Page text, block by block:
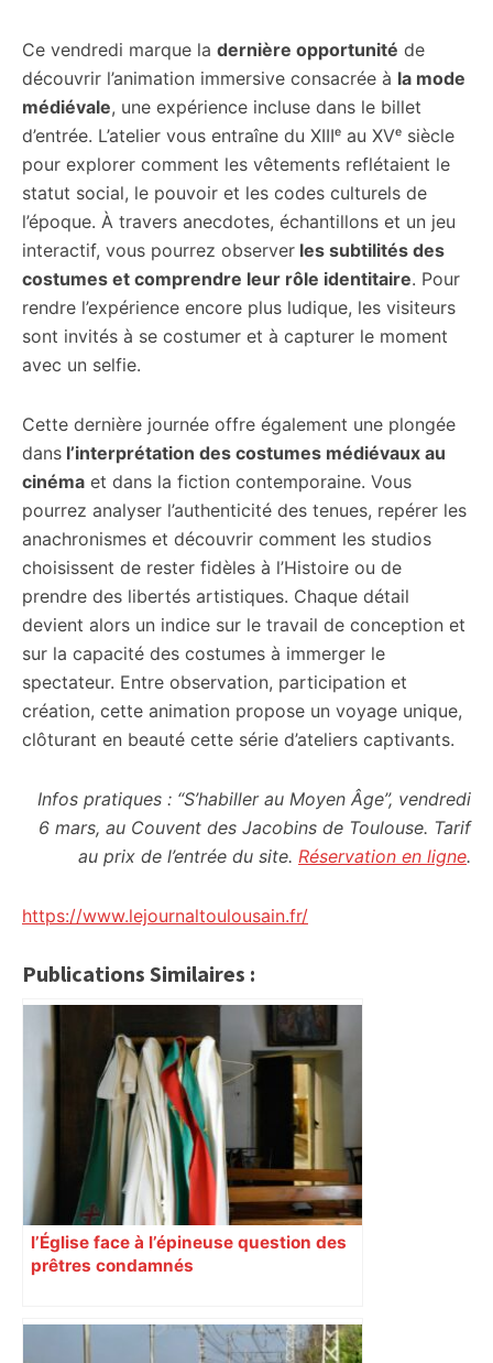
Ce vendredi marque la dernière opportunité de
découvrir l’animation immersive consacrée à la mode
médiévale, une expérience incluse dans le billet
d’entrée. L’atelier vous entraîne du XIIIᵉ au XVᵉ siècle
pour explorer comment les vêtements reflétaient le
statut social, le pouvoir et les codes culturels de
l’époque. À travers anecdotes, échantillons et un jeu
interactif, vous pourrez observer les subtilités des
costumes et comprendre leur rôle identitaire. Pour
rendre l’expérience encore plus ludique, les visiteurs
sont invités à se costumer et à capturer le moment
avec un selfie.
Cette dernière journée offre également une plongée
dans l’interprétation des costumes médiévaux au
cinéma et dans la fiction contemporaine. Vous
pourrez analyser l’authenticité des tenues, repérer les
anachronismes et découvrir comment les studios
choisissent de rester fidèles à l’Histoire ou de
prendre des libertés artistiques. Chaque détail
devient alors un indice sur le travail de conception et
sur la capacité des costumes à immerger le
spectateur. Entre observation, participation et
création, cette animation propose un voyage unique,
clôturant en beauté cette série d’ateliers captivants.
Infos pratiques : “S’habiller au Moyen Âge”, vendredi
6 mars, au Couvent des Jacobins de Toulouse. Tarif
au prix de l’entrée du site. Réservation en ligne.
https://www.lejournaltoulousain.fr/
Publications Similaires :
l’Église face à l’épineuse question des
prêtres condamnés